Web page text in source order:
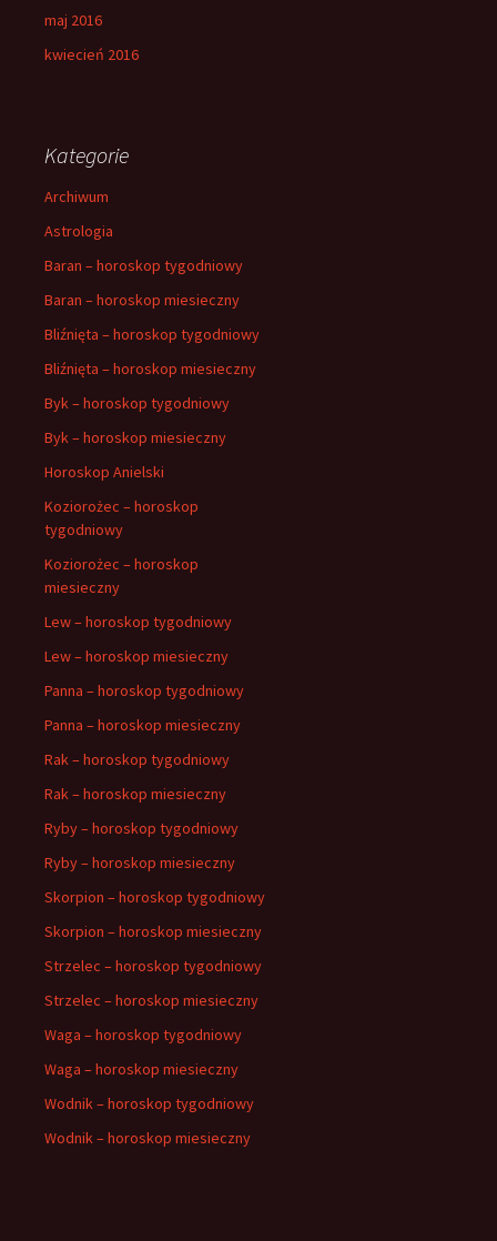
maj 2016
kwiecień 2016
Kategorie
Archiwum
Astrologia
Baran – horoskop tygodniowy
Baran – horoskop miesieczny
Bliźnięta – horoskop tygodniowy
Bliźnięta – horoskop miesieczny
Byk – horoskop tygodniowy
Byk – horoskop miesieczny
Horoskop Anielski
Koziorożec – horoskop
tygodniowy
Koziorożec – horoskop
miesieczny
Lew – horoskop tygodniowy
Lew – horoskop miesieczny
Panna – horoskop tygodniowy
Panna – horoskop miesieczny
Rak – horoskop tygodniowy
Rak – horoskop miesieczny
Ryby – horoskop tygodniowy
Ryby – horoskop miesieczny
Skorpion – horoskop tygodniowy
Skorpion – horoskop miesieczny
Strzelec – horoskop tygodniowy
Strzelec – horoskop miesieczny
Waga – horoskop tygodniowy
Waga – horoskop miesieczny
Wodnik – horoskop tygodniowy
Wodnik – horoskop miesieczny